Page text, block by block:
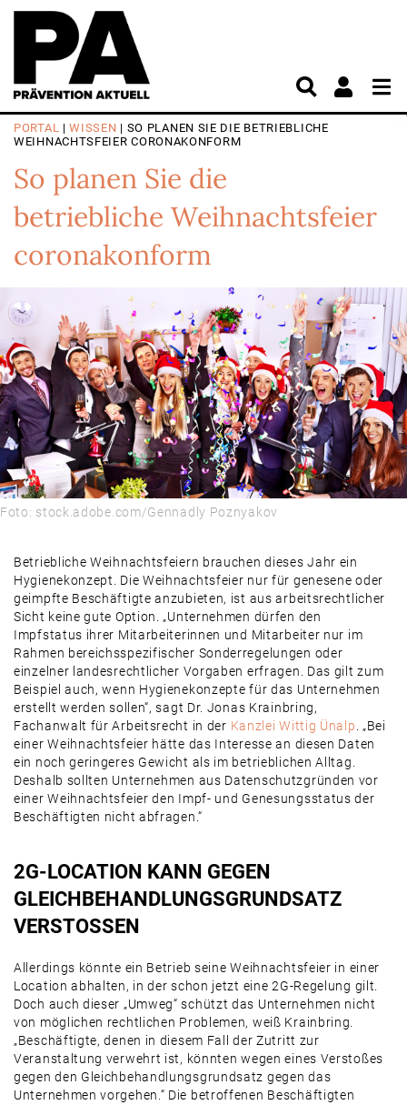
PORTAL |WISSEN | SO PLANEN SIE DIE BETRIEBLICHE
WEIHNACHTSFEIER CORONAKONFORM
So planen Sie die
betriebliche Weihnachtsfeier
coronakonform
Foto: stock.adobe.com/Gennadly Poznyakov
Betriebliche Weihnachtsfeiern brauchen dieses Jahr ein
Hygienekonzept. Die Weihnachtsfeier nur für genesene oder
geimpfte Beschäftigte anzubieten, ist aus arbeitsrechtlicher
Sicht keine gute Option. „Unternehmen dürfen den
Impfstatus ihrer Mitarbeiterinnen und Mitarbeiter nur im
Rahmen bereichsspezifischer Sonderregelungen oder
einzelner landesrechtlicher Vorgaben erfragen. Das gilt zum
Beispiel auch, wenn Hygienekonzepte für das Unternehmen
erstellt werden sollen“, sagt Dr. Jonas Krainbring,
Fachanwalt für Arbeitsrecht in der Kanzlei Wittig Ünalp. „Bei
einer Weihnachtsfeier hätte das Interesse an diesen Daten
ein noch geringeres Gewicht als im betrieblichen Alltag.
Deshalb sollten Unternehmen aus Datenschutzgründen vor
einer Weihnachtsfeier den Impf- und Genesungsstatus der
Beschäftigten nicht abfragen.“
2G-LOCATION KANN GEGEN
GLEICHBEHANDLUNGSGRUNDSATZ
VERSTOSSEN
Allerdings könnte ein Betrieb seine Weihnachtsfeier in einer
Location abhalten, in der schon jetzt eine 2G-Regelung gilt.
Doch auch dieser „Umweg“ schützt das Unternehmen nicht
von möglichen rechtlichen Problemen, weiß Krainbring.
„Beschäftigte, denen in diesem Fall der Zutritt zur
Veranstaltung verwehrt ist, könnten wegen eines Verstoßes
gegen den Gleichbehandlungsgrundsatz gegen das
Unternehmen vorgehen.“ Die betroffenen Beschäftigten